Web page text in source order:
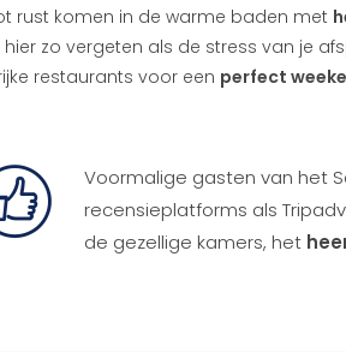
rust komen in de warme baden met
hier zo vergeten als de stress van je
restaurants voor een perfect
Voormalige gasten van het
recensieplatforms als
de gezellige kamers, het